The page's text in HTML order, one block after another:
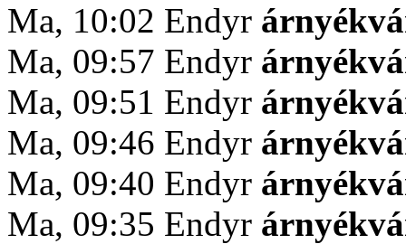
Ma, 10:02 Endyr
Ma, 09:57 Endyr
Ma, 09:51 Endyr
Ma, 09:46 Endyr
Ma, 09:40 Endyr
Ma, 09:35 Endyr